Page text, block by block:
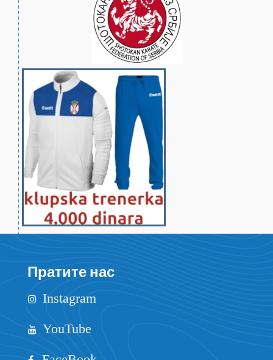
Пратите нас
Instagram
YouTube